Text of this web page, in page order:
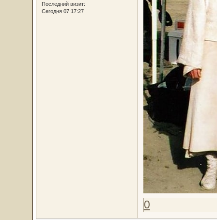
Последний визит:
Сегодня 07:17:27
0